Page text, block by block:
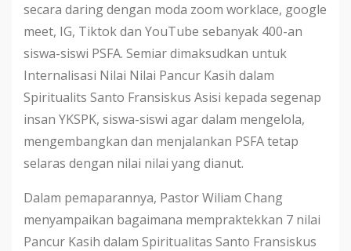
secara daring dengan moda zoom worklace, google
meet, IG, Tiktok dan YouTube sebanyak 400-an
siswa-siswi PSFA. Semiar dimaksudkan untuk
Internalisasi Nilai Nilai Pancur Kasih dalam
Spiritualits Santo Fransiskus Asisi kepada segenap
insan YKSPK, siswa-siswi agar dalam mengelola,
mengembangkan dan menjalankan PSFA tetap
selaras dengan nilai nilai yang dianut.
Dalam pemaparannya, Pastor Wiliam Chang
menyampaikan bagaimana mempraktekkan 7 nilai
Pancur Kasih dalam Spiritualitas Santo Fransiskus